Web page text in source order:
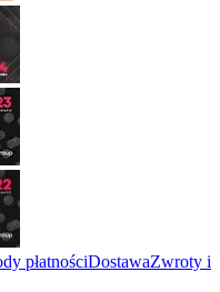
płatnościDostawaZwroty i